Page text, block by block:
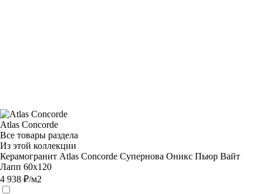
Atlas Concorde
Все товары раздела
Из этой коллекции
Керамогранит Atlas Concorde Супернова Оникс Пьюр Вайт
Лапп 60x120
4 938 ₽/м2